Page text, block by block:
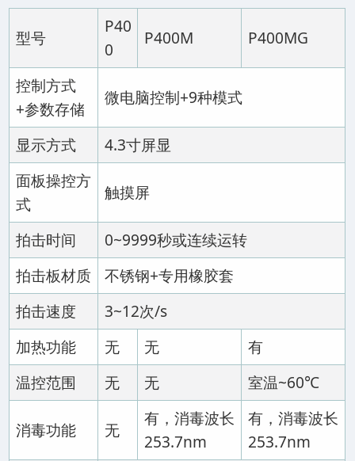
型号
P40
0
P400M P400MG
控制方式
+参数存储
微电脑控制+9种模式
显示方式
4.3寸屏显
面板操控方
式
触摸屏
拍击时间
0~9999秒或连续运转
拍击板材质
不锈钢+专用橡胶套
拍击速度
3~12次/s
加热功能
无 无
有
温控范围
无 无 室温~60℃
消毒功能 无
有，消毒波长
253.7nm
有，消毒波长
253.7nm